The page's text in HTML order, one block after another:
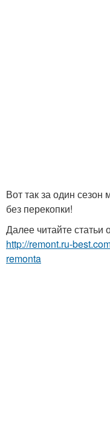
Вот так за один
без перекопки!
Далее читайте статьи
http://remont.ru-
remonta